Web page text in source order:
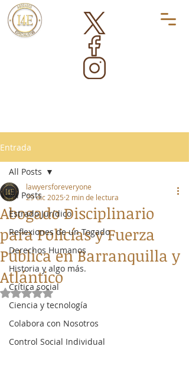
Entrada
All Posts
Estrado Jurídico
Reflexiones de un Togado
Derechos Humanos
Historia y algo más.
Crítica social
Ciencia y tecnología
Colabora con Nosotros
Control Social Individual
All Posts
Abogado Disciplinario
para Policías y Fuerza
Pública en Barranquilla y
Atlántico
lawyersforeveryone
29 dic 2025 2 min de lectura
Obtuvo NaN de 5 estrellas.